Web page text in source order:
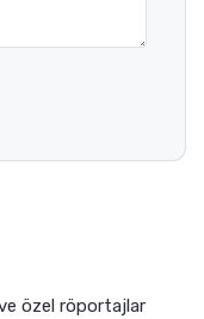
özel röportajlar